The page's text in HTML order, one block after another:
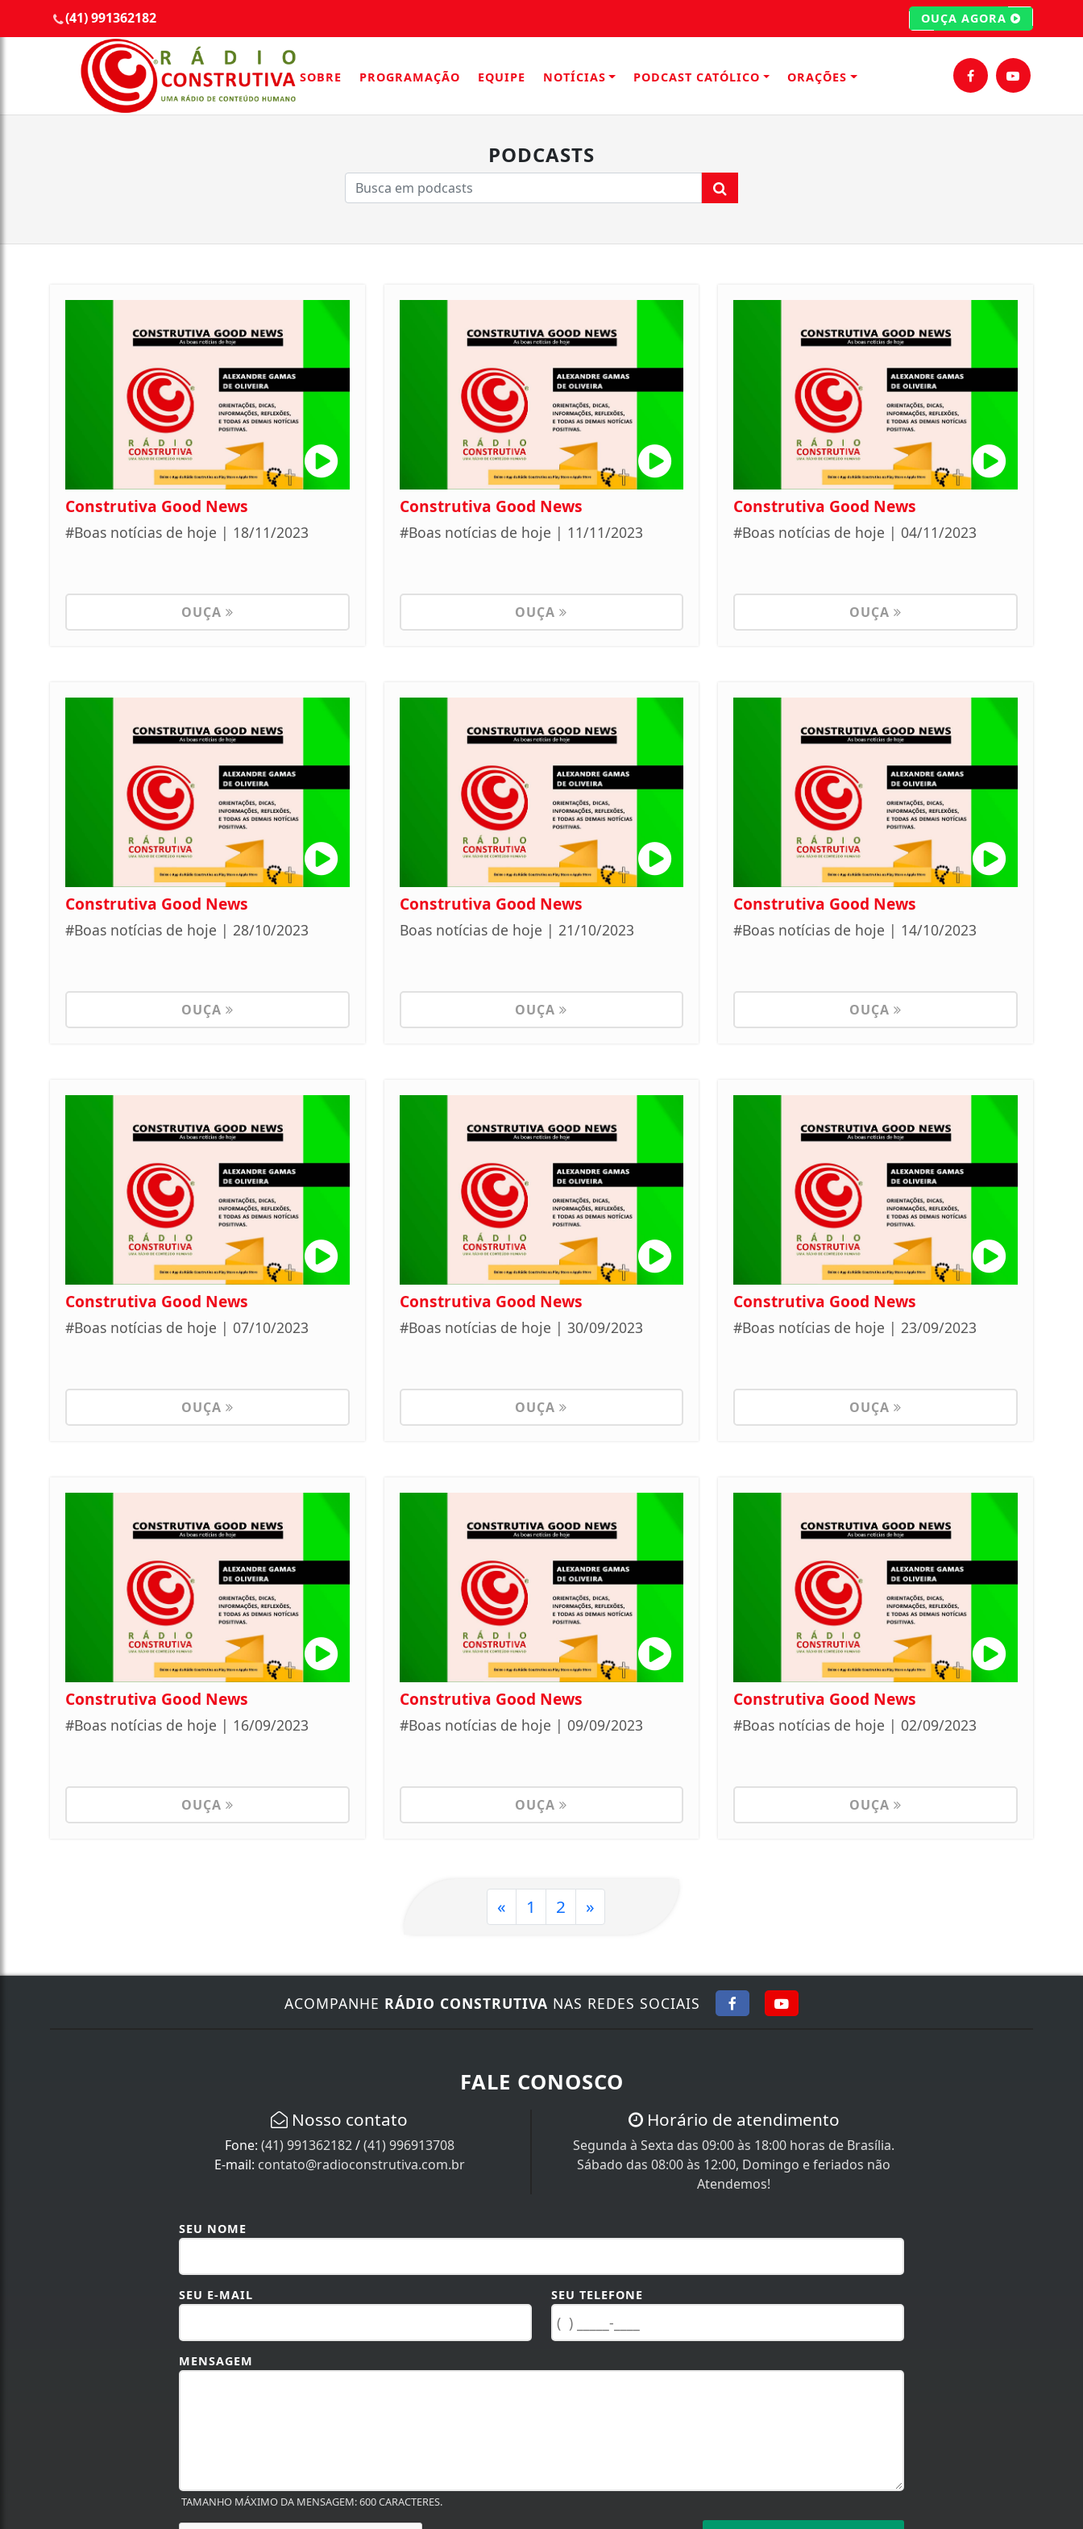
(41) 991362182 OUÇA AGORA
SOBRE PROGRAMAÇÃO EQUIPE NOTÍCIAS PODCAST CATÓLICO ORAÇÕES
PODCASTS
Construtiva Good News
#Boas notícias de hoje | 18/11/2023
OUÇA
Construtiva Good News
#Boas notícias de hoje | 11/11/2023
OUÇA
Construtiva Good News
#Boas notícias de hoje | 04/11/2023
OUÇA
Construtiva Good News
#Boas notícias de hoje | 28/10/2023
OUÇA
Construtiva Good News
Boas notícias de hoje | 21/10/2023
OUÇA
Construtiva Good News
#Boas notícias de hoje | 14/10/2023
OUÇA
Construtiva Good News
#Boas notícias de hoje | 07/10/2023
OUÇA
Construtiva Good News
#Boas notícias de hoje | 30/09/2023
OUÇA
Construtiva Good News
#Boas notícias de hoje | 23/09/2023
OUÇA
Construtiva Good News
#Boas notícias de hoje | 16/09/2023
OUÇA
Construtiva Good News
#Boas notícias de hoje | 09/09/2023
OUÇA
Construtiva Good News
#Boas notícias de hoje | 02/09/2023
OUÇA
« 1 2 »
ACOMPANHE RÁDIO CONSTRUTIVA NAS REDES SOCIAIS
FALE CONOSCO
Nosso contato
Fone: (41) 991362182/(41) 996913708
E-mail: contato@radioconstrutiva.com.br
Horário de atendimento
Segunda à Sexta das 09:00 às 18:00 horas de Brasília.
Sábado das 08:00 às 12:00, Domingo e feriados não
Atendemos!
SEU NOME
SEU E-MAIL SEU TELEFONE
MENSAGEM
TAMANHO MÁXIMO DA MENSAGEM: 600 CARACTERES.